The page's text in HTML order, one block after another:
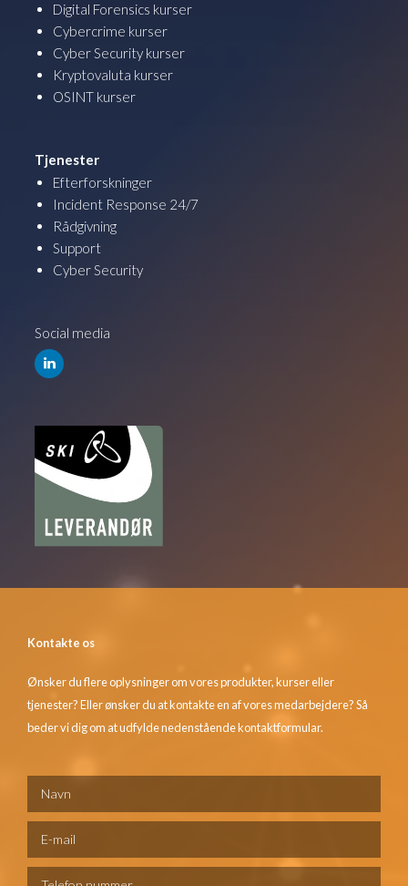
Digital Forensics kurser
Cybercrime kurser
Cyber Security kurser
Kryptovaluta kurser
OSINT kurser
Tjenester
Efterforskninger
Incident Response 24/7
Rådgivning
Support
Cyber Security
Social media
Kontakte os
Ønsker du flere oplysninger om vores produkter, kurser eller
tjenester? Eller ønsker du at kontakte en af vores medarbejdere? Så
beder vi dig om at udfylde nedenstående kontaktformular.